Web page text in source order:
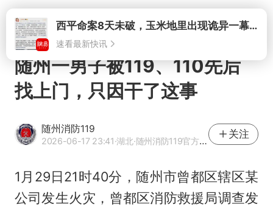
打开
随州一男子被119、110先后
找上门，只因干了这事
随州消防119
2026-06-17 23:41·湖北·随州消防119官方网易号
关注
1月29日21时40分，随州市曾都区辖区某
公司发生火灾，曾都区消防救援局调查发